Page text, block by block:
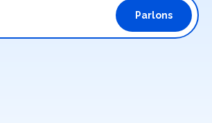
Parlons